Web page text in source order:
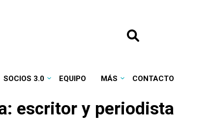
SOCIOS 3.0 EQUIPO MÁS CONTACTO
escritor y periodista